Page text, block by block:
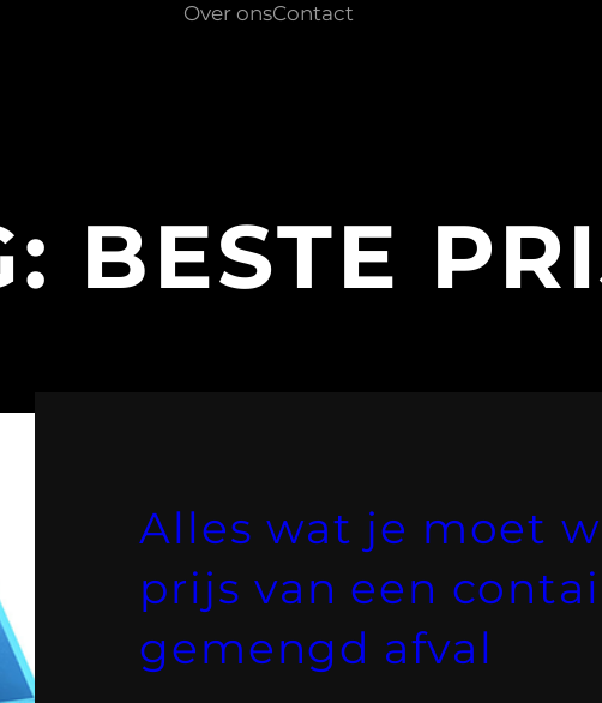
Over onsContact
BESTE
Alles wat je moet
prijs van een
gemengd afval